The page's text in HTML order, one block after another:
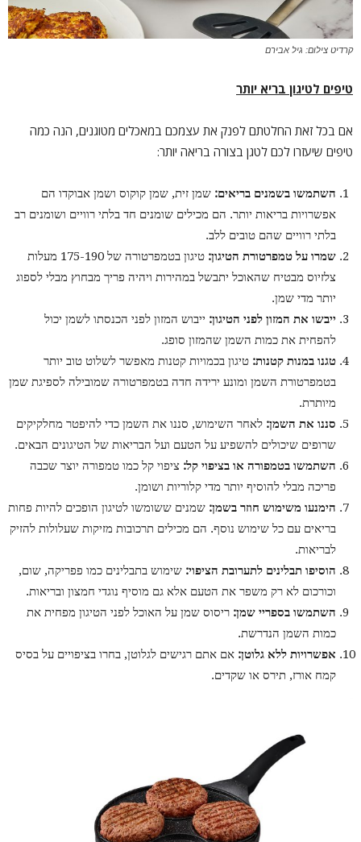
קרדיט צילום: גיל אבירם
טיפים לטיגון בריא יותר
אם בכל זאת החלטתם לפנק את עצמכם במאכלים מטוגנים, הנה כמה
טיפים שיעזרו לכם לטגן בצורה בריאה יותר:
השתמשו בשמנים בריאים: שמן זית, שמן קוקוס ושמן אבוקדו הם
אפשרויות בריאות יותר. הם מכילים שומנים חד בלתי רוויים ושומנים רב
בלתי רוויים שהם טובים ללב.
שמרו על טמפרטורת הטיגון:
טיגון בטמפרטורה של 175-190 מעלות
צלזיוס מבטיח שהאוכל יתבשל במהירות ויהיה פריך מבחוץ מבלי לספוג
יותר מדי שמן.
ייבשו את המזון לפני הטיגון: ייבוש המזון לפני הכנסתו לשמן יכול
להפחית את כמות השמן שהמזון סופג.
טגנו במנות קטנות: טיגון בכמויות קטנות מאפשר לשלוט טוב יותר
בטמפרטורת השמן ומונע ירידה חדה בטמפרטורה שמובילה לספיגת שמן
מיותרת.
סננו את השמן: לאחר השימוש, סננו את השמן כדי להיפטר מחלקיקים
שרופים שיכולים להשפיע על הטעם ועל הבריאות של הטיגונים הבאים.
השתמשו בטמפורה או בציפוי קל: ציפוי קל כמו טמפורה יוצר שכבה
פריכה מבלי להוסיף יותר מדי קלוריות ושומן.
הימנעו משימוש חוזר בשמן: שמנים ששומשו לטיגון הופכים להיות פחות
בריאים עם כל שימוש נוסף. הם מכילים תרכובות מזיקות שעלולות להזיק
לבריאות.
הוסיפו תבלינים לתערובת הציפוי: שימוש בתבלינים כמו פפריקה, שום,
וכורכום לא רק משפר את הטעם אלא גם מוסיף נוגדי חמצון ובריאות.
השתמשו בספריי שמן: ריסוס שמן על האוכל לפני הטיגון מפחית את
כמות השמן הנדרשת.
אפשרויות ללא גלוטן: אם אתם רגישים לגלוטן, בחרו בציפויים על בסיס
קמח אורז, תירס או שקדים.